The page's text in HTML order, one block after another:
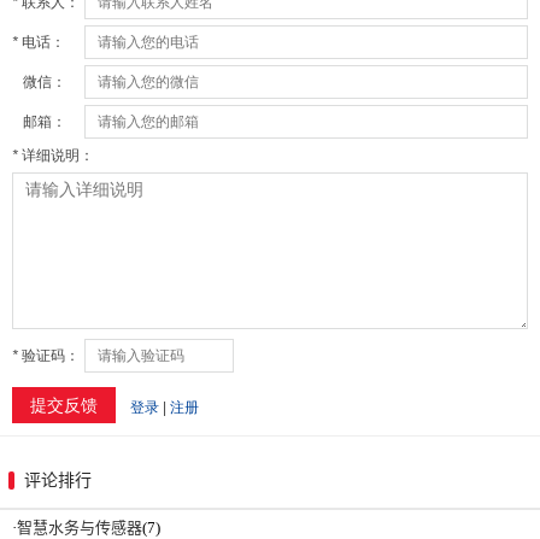
评论排行
·智慧水务与传感器(7)